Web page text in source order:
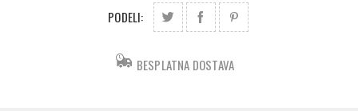
PODELI:
BESPLATNA DOSTAVA